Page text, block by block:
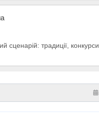
сценарій: традиції, конкурси